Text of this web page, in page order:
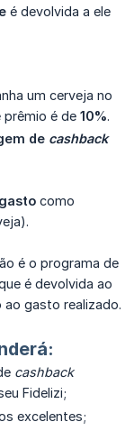
é devolvida a ele
um cerveja no
prêmio é de 10%.
de cashback
como
é o programa de
é devolvida ao
gasto realizado.
cashback
Fidelizi;
excelentes;